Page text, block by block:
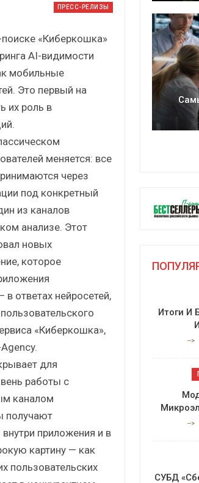
ПРЕСС-РЕЛИЗЫ
«Киберкошка»
AI-видимости
мобильные
Это первый на
их роль в
меняется: все
через
под конкретный
из каналов
анализе. Этот
новых
которое
ответах нейросетей,
«Киберкошка»,
для
работы с
каналом
получают
приложения и в
картину — как
пользовательских
Самый успешный сегмент
Итоги И
-->
-->
СУБД